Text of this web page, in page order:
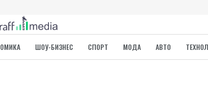
ШОУ-БИЗНЕС СПОРТ МОДА АВТО